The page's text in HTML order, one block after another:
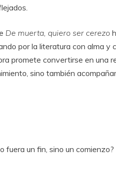
De muerta, quiero ser cerezo
por la literatura con alma
promete convertirse en una
sino también
fuera un fin, sino un comienzo?